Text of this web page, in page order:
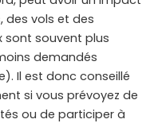
des vols et des
sont souvent plus
demandés
Il est donc conseillé
si vous prévoyez de
ou de participer à